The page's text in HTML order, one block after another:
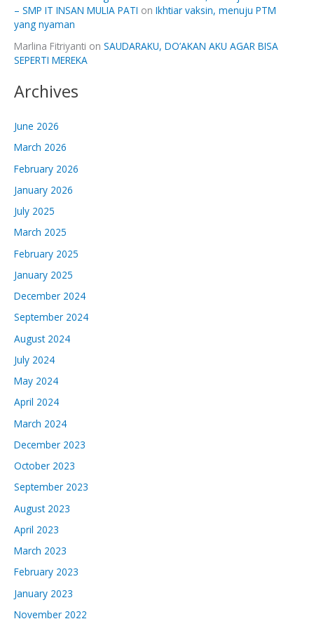
– SMP IT INSAN MULIA PATI on Ikhtiar vaksin, menuju PTM
yang nyaman
Marlina Fitriyanti on SAUDARAKU, DO’AKAN AKU AGAR BISA
SEPERTI MEREKA
Archives
June 2026
March 2026
February 2026
January 2026
July 2025
March 2025
February 2025
January 2025
December 2024
September 2024
August 2024
July 2024
May 2024
April 2024
March 2024
December 2023
October 2023
September 2023
August 2023
April 2023
March 2023
February 2023
January 2023
November 2022